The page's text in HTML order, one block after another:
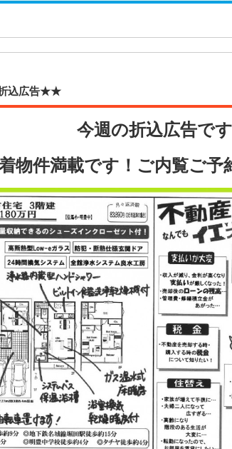
込広告★★
今週の折込広告です
物件満載です！ご内覧ご予